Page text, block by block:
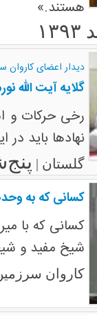
هستند.»
دیدار اعضای کاروان
گلایه آیت
رخی حرکات و
نهادها باید
گلستان | پنج‌شنبه
کسانی که به
کسانی که با
شیخ مفید و
کاروان